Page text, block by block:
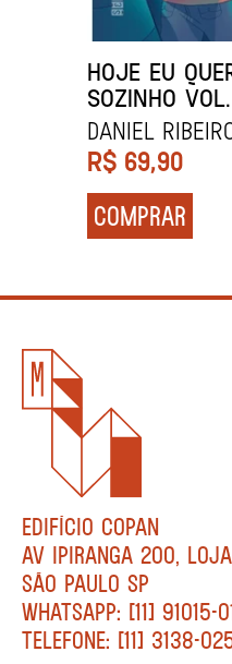
HOJE EU
SOZINHO
DANIEL
R$ 69,90
COMPRAR
EDIFÍCIO COPAN
AV IPIRANGA 200,
SÃO PAULO SP
WHATSAPP: [11] 91015-
TELEFONE: [11] 3138-